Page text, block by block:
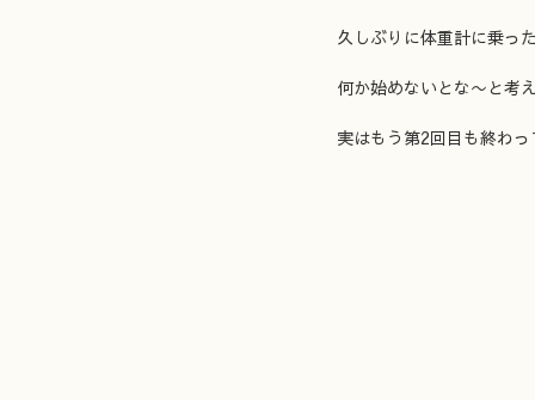
久しぶりに体重計に乗っ
何か始めないとな〜と考
実はもう第2回目も終わ